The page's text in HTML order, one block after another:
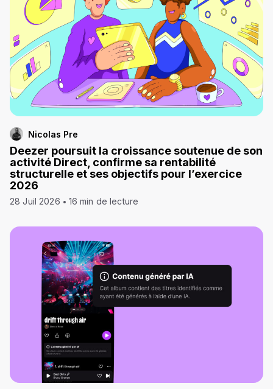
Nicolas Pre
Deezer poursuit la croissance soutenue de son
activité Direct, confirme sa rentabilité
structurelle et ses objectifs pour l’exercice
2026
28 Juil 2026 16 min de lecture